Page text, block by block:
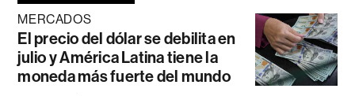
MERCADOS
El precio del dólar se debilita en
julio y América Latina tiene la
moneda más fuerte del mundo